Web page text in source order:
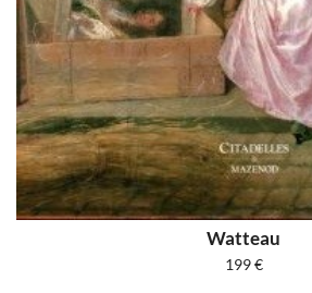
Watteau
199€